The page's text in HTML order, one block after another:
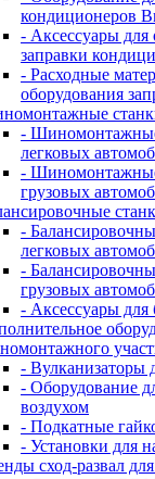
кондиционеров
- Аксессуары для
заправки
- Расходные
оборудования
-
легковых
-
грузовых
-
легковых
-
грузовых
- Аксессуары для
- Вулканизаторы
- Оборудование
воздухом
- Подкатные
- Установки для
сход-развал